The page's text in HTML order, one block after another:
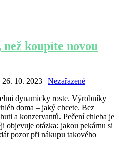
než koupíte novou
26. 10. 2023 | Nezařazené |
dynamicky roste. Výrobníky
doma – jaký chcete. Bez
a konzervantů. Pečení chleba je
objevuje otázka: jakou pekárnu si
pozor při nákupu takového